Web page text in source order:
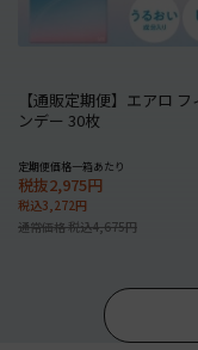
【通販定期便】エアロ フ
ンデー 30枚
定期便価格一箱あたり
税抜2,975円
税込3,272円
通常価格 税込4,675円